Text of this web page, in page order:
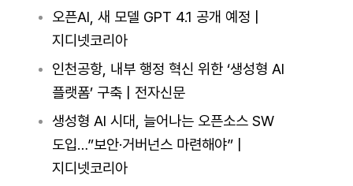
오픈AI, 새 모델 GPT 4.1 공개 예정 |
지디넷코리아
인천공항, 내부 행정 혁신 위한 ‘생성형 AI
플랫폼’ 구축 | 전자신문
생성형 AI 시대, 늘어나는 오픈소스 SW
도입…”보안·거버넌스 마련해야” |
지디넷코리아